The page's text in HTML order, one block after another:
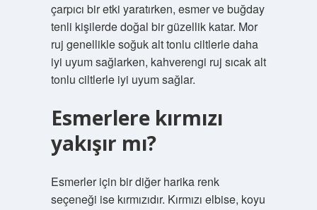
çarpıcı bir etki yaratırken, esmer ve buğday
tenli kişilerde doğal bir güzellik katar. Mor
ruj genellikle soğuk alt tonlu ciltlerle daha
iyi uyum sağlarken, kahverengi ruj sıcak alt
tonlu ciltlerle iyi uyum sağlar.
Esmerlere kırmızı
yakışır mı?
Esmerler için bir diğer harika renk
seçeneği ise kırmızıdır. Kırmızı elbise, koyu